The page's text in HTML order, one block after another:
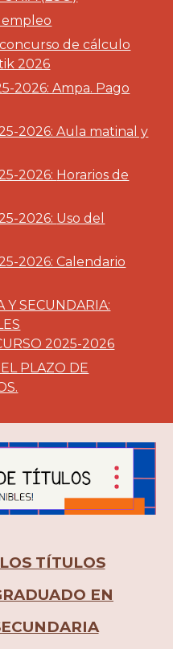
empleo
de cálculo
2026
2026: Ampa. Pago
2026: Aula matinal y
2026: Horarios de
2026: Uso del
2026: Calendario
Y SECUNDARIA:
2025-2026
PLAZO DE
TÍTULOS
EN